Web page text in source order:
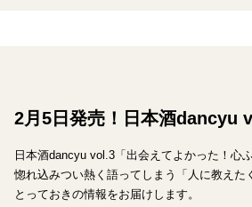
2月5日発売！日本酒dancyu
日本酒dancyu vol.3「出会えてよかった！心
惚れ込みつい熱く語ってしまう「人に教えた
とっておきの情報をお届けします。